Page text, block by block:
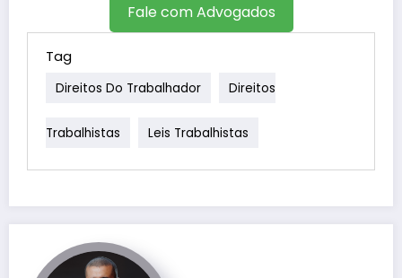
Fale com Advogados
Tag
Direitos Do Trabalhador Direitos
Trabalhistas Leis Trabalhistas